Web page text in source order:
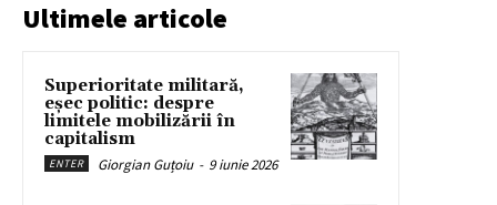
Ultimele articole
Superioritate militară,
eșec politic: despre
limitele mobilizării în
capitalism
ENTER Giorgian Guțoiu - 9 iunie 2026